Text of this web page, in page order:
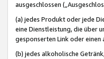
ausgeschlossen
(a) jedes Produkt oder jede
eine Dienstleistung, die über
gesponserten Link oder
(b) jedes alkoholische